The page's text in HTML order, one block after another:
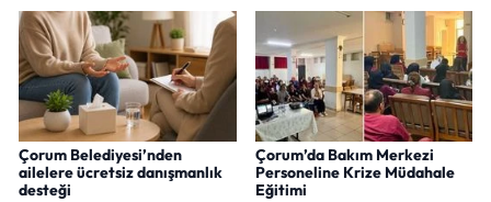
Çorum Belediyesi’nden
ailelere ücretsiz danışmanlık
desteği
Çorum’da Bakım Merkezi
Personeline Krize Müdahale
Eğitimi